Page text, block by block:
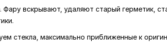
вскрывают, удаляют старый герметик,
стекла, максимально приближенные к